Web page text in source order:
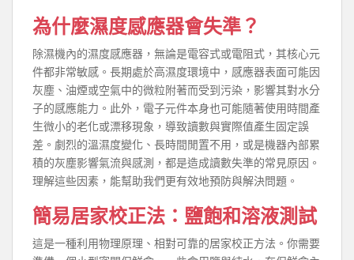
為什麼濕度感應器會失準？
除濕機內的濕度感應器，無論是電容式或電阻式，其核心元
件都非常敏感。長期處於高濕度環境中，感應器表面可能因
灰塵、油煙或空氣中的微粒附著而受到污染，影響其對水分
子的感應能力。此外，電子元件本身也可能隨著使用時間產
生微小的老化或漂移現象，導致讀數與實際值產生固定誤
差。劇烈的溫濕度變化、長時間閒置不用，或是機器內部累
積的灰塵影響氣流與感測，都是造成讀數失準的常見原因。
理解這些因素，能幫助我們更有效地預防與解決問題。
簡易居家校正法：鹽飽和溶液測試
這是一種利用物理原理、相對可靠的居家校正方法。你需要